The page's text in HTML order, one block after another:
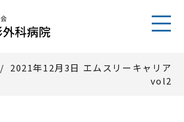
/ 2021年12月3日 エムスリーキャリア
vol2